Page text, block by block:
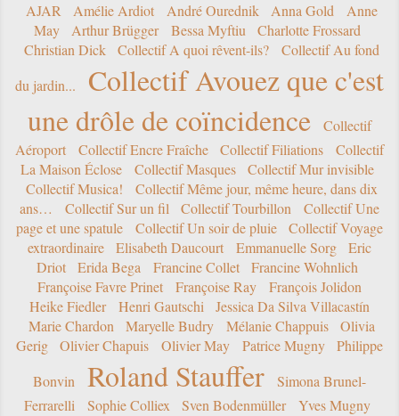
AJAR Amélie Ardiot André Ourednik Anna Gold
Anne
May
Arthur Brügger Bessa Myftiu
Charlotte Frossard
Christian Dick
Collectif A quoi rêvent-ils?
Collectif Au fond
du jardin...
Collectif Avouez que c'est
une drôle de coïncidence
Collectif
Aéroport
Collectif Encre Fraîche Collectif Filiations
Collectif
La Maison Éclose
Collectif Masques
Collectif Mur invisible
Collectif Musica!
Collectif Même jour, même heure, dans dix
ans…
Collectif Sur un fil Collectif Tourbillon
Collectif Une
page et une spatule
Collectif Un soir de pluie
Collectif Voyage
extraordinaire
Elisabeth Daucourt Emmanuelle Sorg
Eric
Driot
Erida Bega Francine Collet
Francine Wohnlich
Françoise Favre Prinet
Françoise Ray
François Jolidon
Heike Fiedler
Henri Gautschi
Jessica Da Silva Villacastín
Marie Chardon
Maryelle Budry Mélanie Chappuis
Olivia
Gerig
Olivier Chapuis Olivier May Patrice Mugny
Philippe
Bonvin
Roland Stauffer
Simona Brunel-
Ferrarelli
Sophie Colliex Sven Bodenmüller Yves Mugny